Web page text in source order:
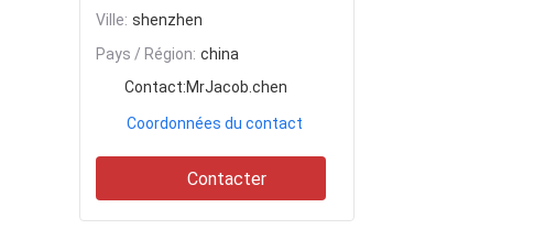
Ville: shenzhen
Pays / Région: china
Contact:MrJacob.chen
Coordonnées du contact
Contacter